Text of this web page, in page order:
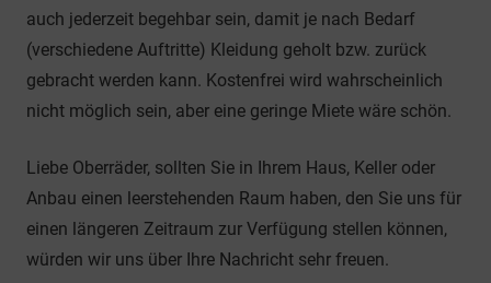
auch jederzeit begehbar sein, damit je nach Bedarf
(verschiedene Auftritte) Kleidung geholt bzw. zurück
gebracht werden kann. Kostenfrei wird wahrscheinlich
nicht möglich sein, aber eine geringe Miete wäre schön.
Liebe Oberräder, sollten Sie in Ihrem Haus, Keller oder
Anbau einen leerstehenden Raum haben, den Sie uns für
einen längeren Zeitraum zur Verfügung stellen können,
würden wir uns über Ihre Nachricht sehr freuen.